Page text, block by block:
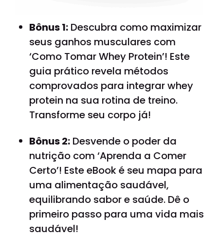
Bônus 1: Descubra como maximizar
seus ganhos musculares com
‘Como Tomar Whey Protein’! Este
guia prático revela métodos
comprovados para integrar whey
protein na sua rotina de treino.
Transforme seu corpo já!
Bônus 2: Desvende o poder da
nutrição com ‘Aprenda a Comer
Certo’! Este eBook é seu mapa para
uma alimentação saudável,
equilibrando sabor e saúde. Dê o
primeiro passo para uma vida mais
saudável!